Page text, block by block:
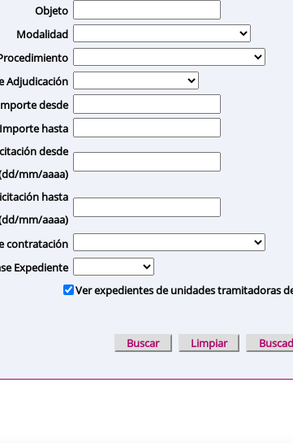
Objeto
Modalidad
Adjudicación
desde
Importe hasta
desde
mm/aaaa)
hasta
mm/aaaa)
contratación
Expediente
Ver expedientes de unidades tramitadoras